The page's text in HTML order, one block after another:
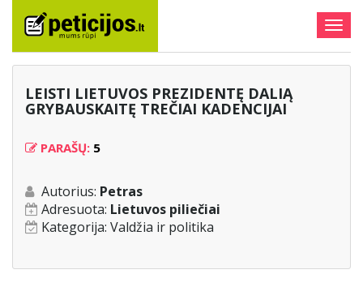
LEISTI LIETUVOS PREZIDENTĘ DALIĄ
GRYBAUSKAITĘ TREČIAI KADENCIJAI
PARAŠŲ: 5
Autorius: Petras
Adresuota: Lietuvos piliečiai
Kategorija: Valdžia ir politika